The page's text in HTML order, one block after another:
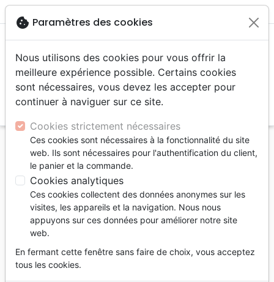
menu
Accueil Livres Edification
Croissance spirituelle
Comment puis-je vivre par la foi ? - [Questions
cruciales]
Comment puis-je vivre par la foi ?
[Questions cruciales]
Auteur :
RéférencePC9565 EAN9782924895658
La Rochelle
cookie Paramètres des cookies
Nous utilisons des cookies pour vous offrir la
meilleure expérience possible. Certains cookies
sont nécessaires, vous devez les accepter pour
continuer à naviguer sur ce site.
Cookies strictement nécessaires
Ces cookies sont nécessaires à la fonctionnalité du site
web. Ils sont nécessaires pour l'authentification du client,
le panier et la commande.
Cookies analytiques
Ces cookies collectent des données anonymes sur les
visites, les appareils et la navigation. Nous nous
appuyons sur ces données pour améliorer notre site
web.
En fermant cette fenêtre sans faire de choix, vous acceptez
tous les cookies.